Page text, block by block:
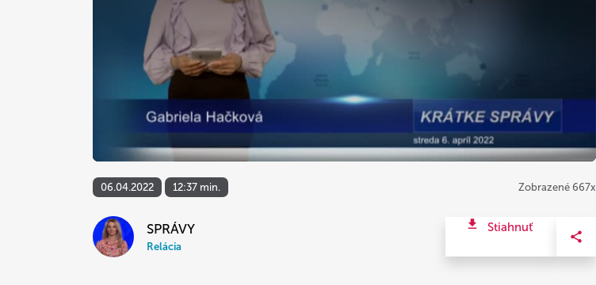
06.04.2022 12:37 min. Zobrazené 667x
SPRÁVY
Relácia
Stiahnuť